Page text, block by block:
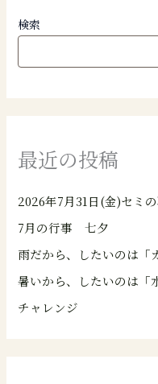
検索
最近の投稿
2026年7月31日(金)セミ
7月の行事 七夕
雨だから、したいのは「
暑いから、したいのは「
チャレンジ